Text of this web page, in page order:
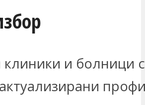
клиники и болници